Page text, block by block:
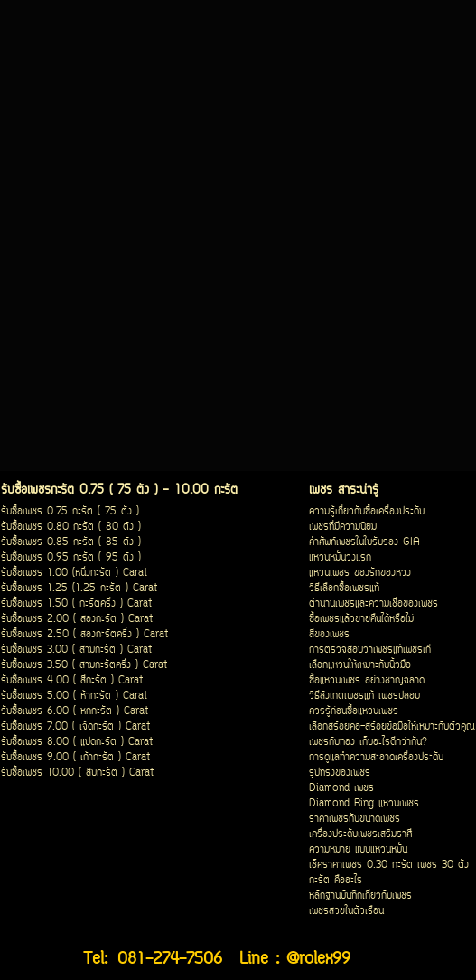
รับซื้อเพชรกะรัต 0.75 ( 75 ตัง ) - 10.00 กะรัต
รับซื้อเพชร 0.75 กะรัต ( 75 ตัง )
รับซื้อเพชร 0.80 กะรัต ( 80 ตัง )
รับซื้อเพชร 0.85 กะรัต ( 85 ตัง )
รับซื้อเพชร 0.95 กะรัต ( 95 ตัง )
รับซื้อเพชร 1.00 (หนึ่งกะรัต ) Carat
รับซื้อเพชร 1.25 (1.25 กะรัต ) Carat
รับซื้อเพชร 1.50 ( กะรัตครึ่ง ) Carat
รับซื้อเพชร 2.00 ( สองกะรัต ) Carat
รับซื้อเพชร 2.50 ( สองกะรัตครึ่ง ) Carat
รับซื้อเพชร 3.00 ( สามกะรัต ) Carat
รับซื้อเพชร 3.50 ( สามกะรัตครึ่ง ) Carat
รับซื้อเพชร 4.00 ( สี่กะรัต ) Carat
รับซื้อเพชร 5.00 ( ห้ากะรัต ) Carat
รับซื้อเพชร 6.00 ( หกกะรัต ) Carat
รับซื้อเพชร 7.00 ( เจ็ดกะรัต ) Carat
รับซื้อเพชร 8.00 ( แปดกะรัต ) Carat
รับซื้อเพชร 9.00 ( เก้ากะรัต ) Carat
รับซื้อเพชร 10.00 ( สิบกะรัต ) Carat
เพชร สาระน่ารู้
ความรู้เกี่ยวกับซื้อเครื่องประดับ
เพชรที่มีความนิยม
คำศัพท์เพชรในใบรับรอง GIA
แหวนหมั้นวงแรก
แหวนเพชร ของรักของหวง
วิธีเลือกซื้อเพชรแท้
ตำนานเพชรและความเชื่อของเพชร
ซื้อเพชรแล้วขายคืนได้หรือไม่
สีของเพชร
การตรวจสอบว่าเพชรแท้เพชรเก๊
เลือกแหวนให้เหมาะกับนิ้วมือ
ซื้อแหวนเพชร อย่างชาญฉลาด
วิธีสังเกตเพชรแท้ เพชรปลอม
ควรรู้ก่อนซื้อแหวนเพชร
เลือกสร้อยคอ-สร้อยข้อมือให้เหมาะกับตัวคุณ
เพชรกับทอง เก็บอะไรดีกว่ากัน?
การดูแลทำความสะอาดเครื่องประดับ
รูปทรงของเพชร
Diamond เพชร
Diamond Ring แหวนเพชร
ราคาเพชรกับขนาดเพชร
เครื่องประดับเพชรเสริมราศี
ความหมาย แบบแหวนหมั้น
เช็คราคาเพชร 0.30 กะรัต เพชร 30 ตัง
กะรัต คืออะไร
หลักฐานบันทึกเกี่ยวกับเพชร
เพชรสวยในตัวเรือน
Tel: 081-274-7506
Line : @rolex99